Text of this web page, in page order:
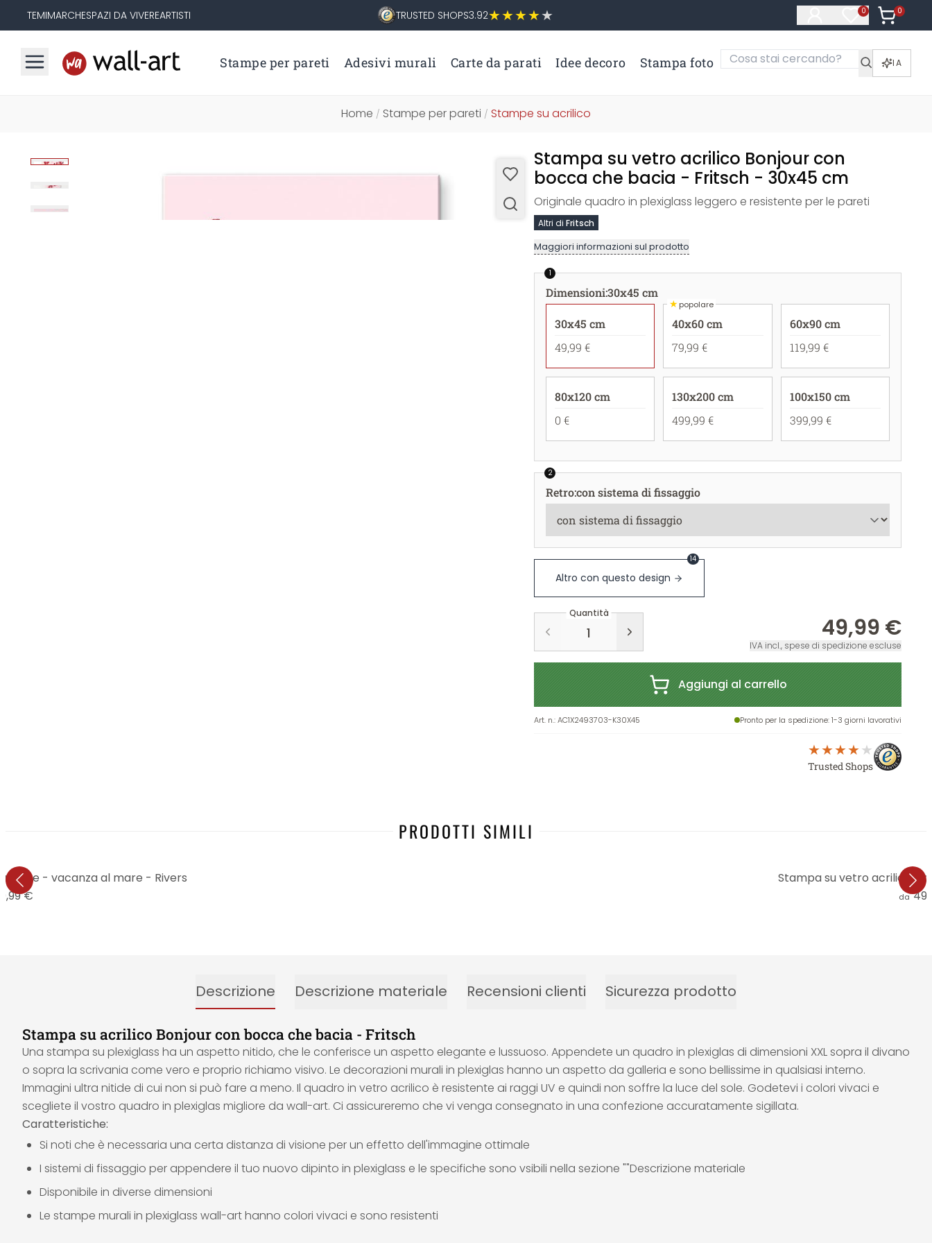
TEMIMARCHESPAZI DA VIVEREARTISTI TRUSTED SHOPS3.92 0
Articoli nella
0
Articoli
Stampe per pareti Adesivi murali Carte da parati Idee decoro Stampa foto IA
Home / Stampe per pareti / Stampe su acrilico
Stampa su vetro acrilico Bonjour con
bocca che bacia - Fritsch - 30x45 cm
Originale quadro in plexiglass leggero e resistente per le pareti
Altri di Fritsch
Maggiori informazioni sul prodotto
1
Dimensioni:30x45 cm
30x45 cm
49,99 €
★popolare
40x60 cm
79,99 €
60x90 cm
119,99 €
80x120 cm
0 €
130x200 cm
499,99 €
100x150 cm
399,99 €
2
Retro:con sistema di fissaggio
Altro con questo design
14
Quantità
49,99 €
IVA incl., spese di spedizione escluse
Aggiungi al carrello
Art. n.:AC1X2493703-K30X45 Pronto per la spedizione: 1-3 giorni lavorativi
Trusted Shops
PRODOTTI SIMILI
- vacanza al mare - Rivers
€
Stampa su vetro acrilico
da
Descrizione Descrizione materiale Recensioni clienti Sicurezza prodotto
Stampa su acrilico Bonjour con bocca che bacia - Fritsch
Una stampa su plexiglass ha un aspetto nitido, che le conferisce un aspetto elegante e lussuoso. Appendete un quadro in plexiglas di dimensioni XXL sopra il divano
o sopra la scrivania come vero e proprio richiamo visivo. Le decorazioni murali in plexiglas hanno un aspetto da galleria e sono bellissime in qualsiasi interno.
Immagini ultra nitide di cui non si può fare a meno. Il quadro in vetro acrilico è resistente ai raggi UV e quindi non soffre la luce del sole. Godetevi i colori vivaci e
scegliete il vostro quadro in plexiglas migliore da wall-art. Ci assicureremo che vi venga consegnato in una confezione accuratamente sigillata.
Caratteristiche:
Si noti che è necessaria una certa distanza di visione per un effetto dell'immagine ottimale
I sistemi di fissaggio per appendere il tuo nuovo dipinto in plexiglass e le specifiche sono vsibili nella sezione ""Descrizione materiale
Disponibile in diverse dimensioni
Le stampe murali in plexiglass wall-art hanno colori vivaci e sono resistenti